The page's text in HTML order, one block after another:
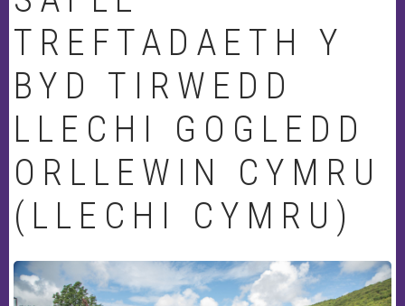
TREFTADAETH Y
BYD TIRWEDD
LLECHI GOGLEDD
ORLLEWIN CYMRU
(LLECHI CYMRU)